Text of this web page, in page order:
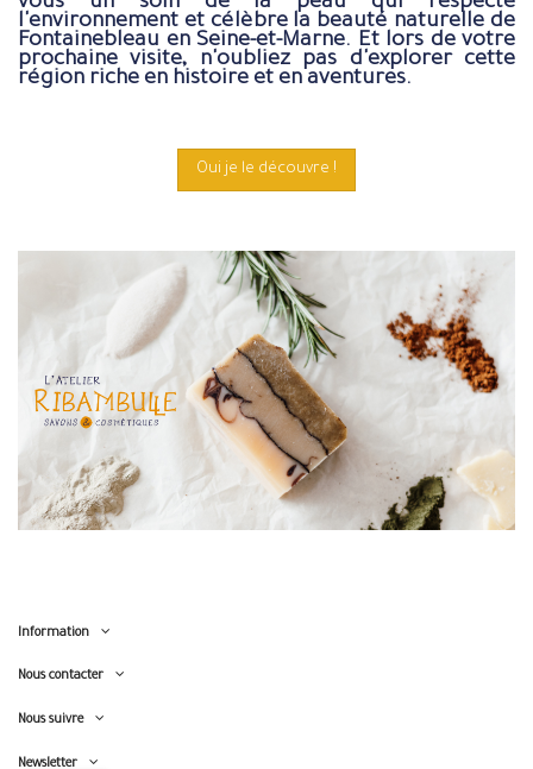
l'environnement et célèbre la beauté naturelle de
Fontainebleau en Seine-et-Marne. Et lors de votre
prochaine visite, n'oubliez pas d'explorer cette
région riche en histoire et en aventures.
Oui je le découvre !
Information
Nous contacter
Nous suivre
Newsletter